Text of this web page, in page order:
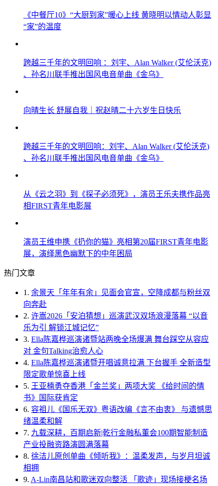
《中餐厅10》“大厨到家”暖心上线 黄晓明以情动人彰显
“家”的温度
跨越三千年的文明回响 ：刘宇、Alan Walker (艾伦沃克)
、孙名川联手推出国风电音单曲《金乌》
向晴生长 舒展自我｜祝赵晴二十六岁生日快乐
跨越三千年的文明回响：刘宇、Alan Walker (艾伦沃克)
、孙名川联手推出国风电音单曲《金乌》
从《云之羽》到《探子必须死》，演员王乐夫携作品亮
相FIRST青年电影展
演员王维申携《扔你的猫》亮相第20届FIRST青年电影
展，演绎黑色幽默下的中年困局
热门文章
1. 余景天「年年有余」见面会官宣，空降成都与粉丝双
向奔赴
2. 许嵩2026「安泊猜想」巡演武汉双场浪漫落幕 “以音
乐为引 解锁江城记忆”
3. Ella陈嘉桦巡演诸暨站两晚全场爆满 舞台踩空从容应
对 金句Talking治愈人心
4. Ella陈嘉桦巡演诸暨开唱诚意拉满 下台握手 全新造型
限定歌单惊喜上线
5. 王亚楠勇夺香港「金兰奖」两项大奖 《给时间的情
书》国际获肯定
6. 容祖儿《国乐无双》粤语改编《言不由衷》 与遗憾思
绪温柔和解
7. 九载深耕，百期启新|乾行金融私董会100期智能制造
产业投融资路演圆满落幕
8. 徐洁儿原创单曲《倾听我》：温柔发声，与岁月坦诚
相拥
9. A-Lin南昌站和歌迷双向整活 「歌迹」现场接梗名场